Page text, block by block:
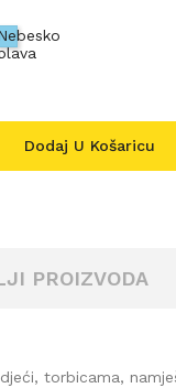
Dodaj U Košaricu
PROIZVODA
torbicama,